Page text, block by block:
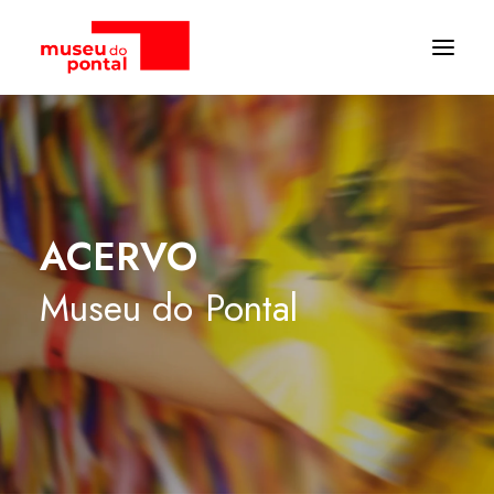
ACERVO
Museu do Pontal